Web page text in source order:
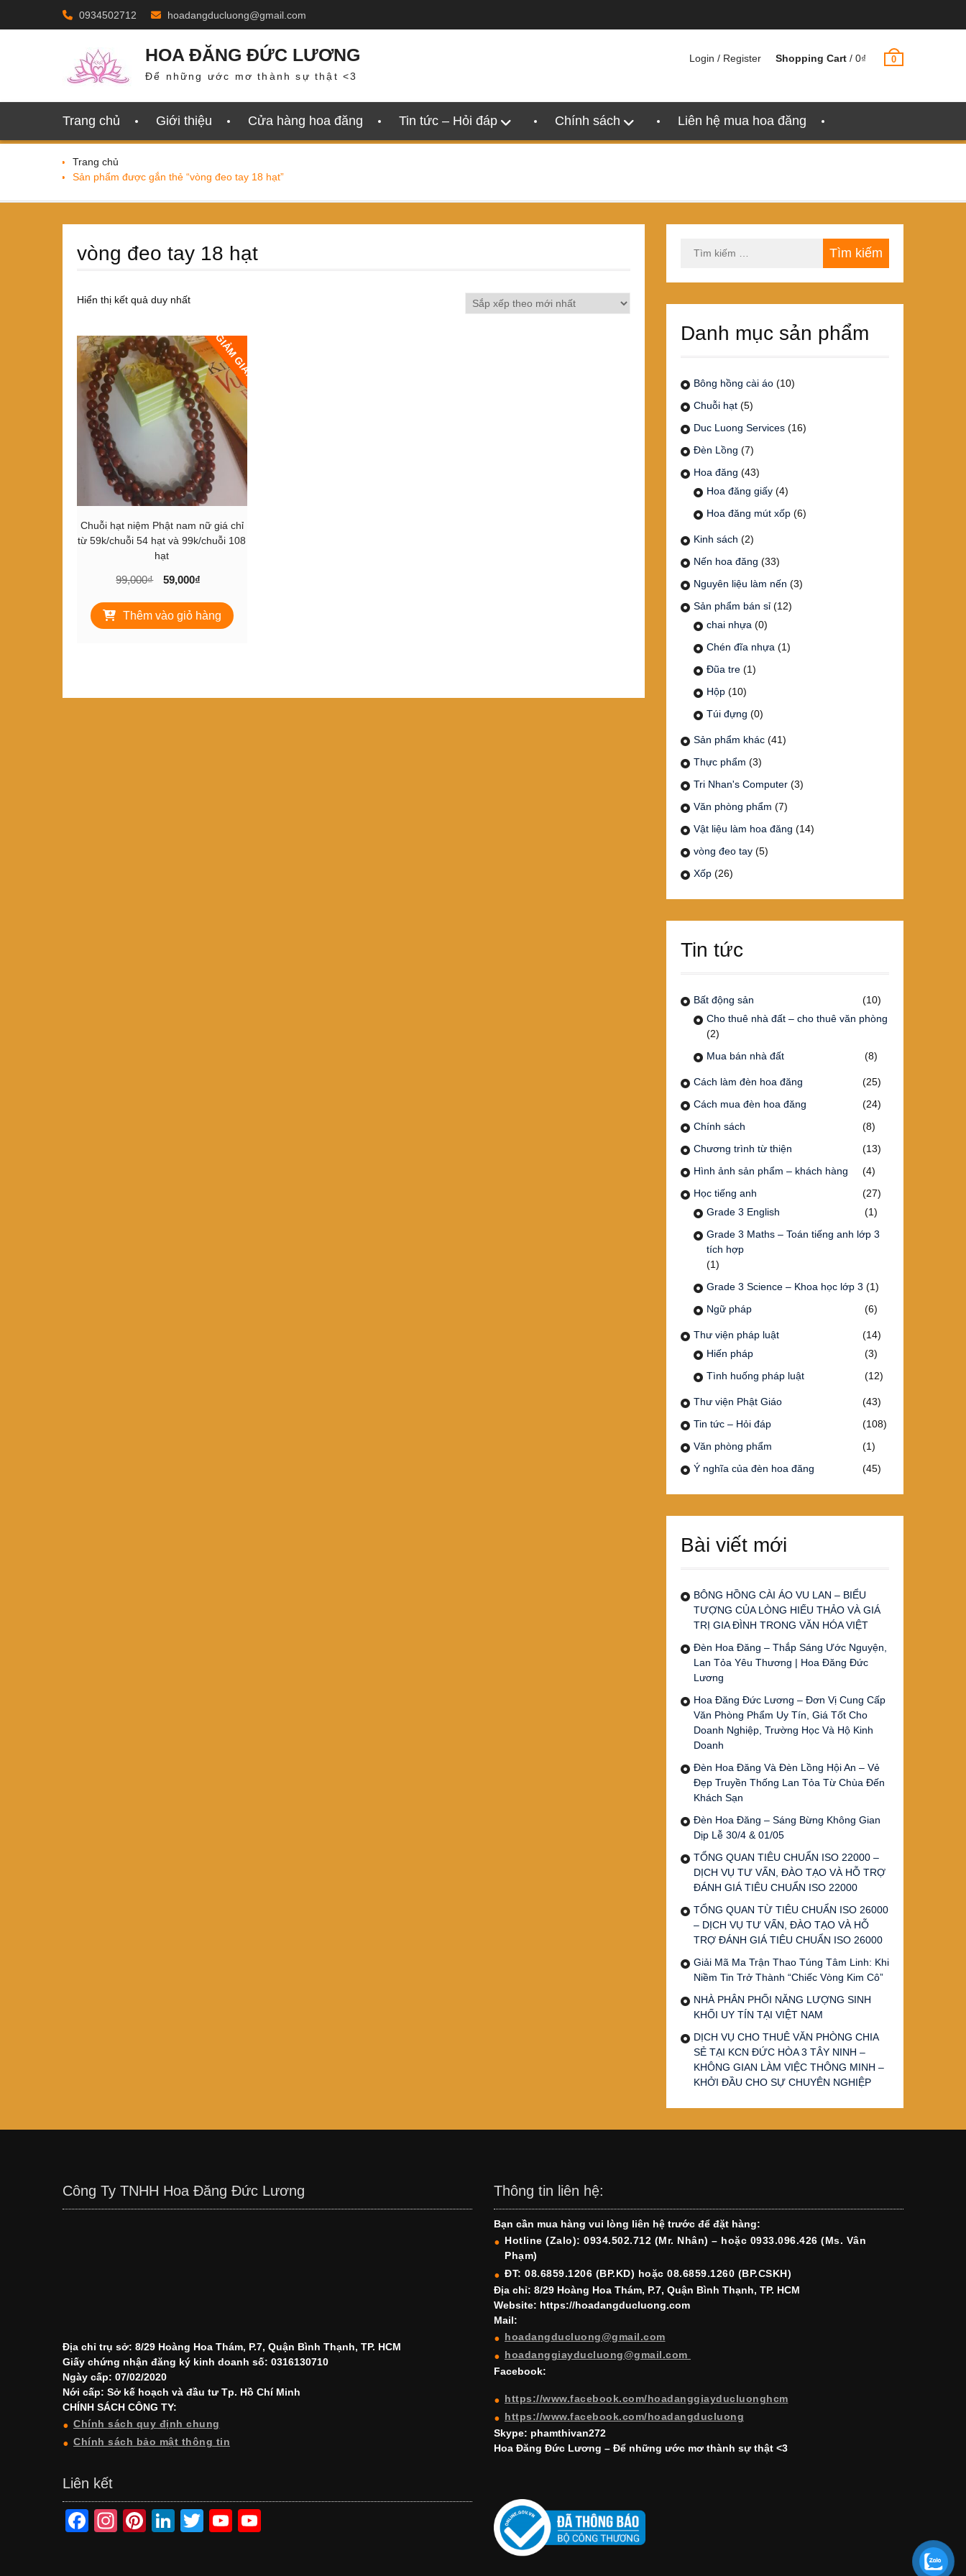
0934502712 hoadangducluong@gmail.com
HOA ĐĂNG ĐỨC LƯƠNG
Để những ước mơ thành sự thật <3
Login / Register Shopping Cart / 0₫ 0
Trang chủ Giới thiệu Cửa hàng hoa đăng Tin tức – Hỏi đáp Chính sách Liên hệ mua hoa đăng
Trang chủ
Sản phẩm được gắn thẻ “vòng đeo tay 18 hạt”
vòng đeo tay 18 hạt
Hiển thị kết quả duy nhất
GIẢM GIÁ!
Chuỗi hạt niệm Phật nam nữ giá chỉ
từ 59k/chuỗi 54 hạt và 99k/chuỗi 108
hạt
99,000₫
Giá
là:
99,000₫.
59,000₫
tại
là:
Thêm vào giỏ hàng
kiếm
Danh mục sản phẩm
Bông hồng cài áo (10)
Chuỗi hạt (5)
Duc Luong Services (16)
Đèn Lồng (7)
Hoa đăng (43)
Hoa đăng giấy (4)
Hoa đăng mút xốp (6)
Kinh sách (2)
Nến hoa đăng (33)
Nguyên liệu làm nến (3)
Sản phẩm bán sỉ (12)
chai nhựa (0)
Chén đĩa nhựa (1)
Đũa tre (1)
Hộp (10)
Túi đựng (0)
Sản phẩm khác (41)
Thực phẩm (3)
Tri Nhan's Computer (3)
Văn phòng phẩm (7)
Vật liệu làm hoa đăng (14)
vòng đeo tay (5)
Xốp (26)
Tin tức
Bất động sản
(10)
Cho thuê nhà đất – cho thuê văn phòng
(2)
Mua bán nhà đất
(8)
Cách làm đèn hoa đăng
(25)
Cách mua đèn hoa đăng
(24)
Chính sách
(8)
Chương trình từ thiện
(13)
Hình ảnh sản phẩm – khách hàng
(4)
Học tiếng anh
(27)
Grade 3 English
(1)
Grade 3 Maths – Toán tiếng anh lớp 3
tích hợp
(1)
Grade 3 Science – Khoa học lớp 3 (1)
Ngữ pháp
(6)
Thư viện pháp luật
(14)
Hiến pháp
(3)
Tình huống pháp luật
(12)
Thư viện Phật Giáo
(43)
Tin tức – Hỏi đáp
(108)
Văn phòng phẩm
(1)
Ý nghĩa của đèn hoa đăng
(45)
Bài viết mới
BÔNG HỒNG CÀI ÁO VU LAN – BIỂU
TƯỢNG CỦA LÒNG HIẾU THẢO VÀ GIÁ
TRỊ GIA ĐÌNH TRONG VĂN HÓA VIỆT
Đèn Hoa Đăng – Thắp Sáng Ước Nguyện,
Lan Tỏa Yêu Thương | Hoa Đăng Đức
Lương
Hoa Đăng Đức Lương – Đơn Vị Cung Cấp
Văn Phòng Phẩm Uy Tín, Giá Tốt Cho
Doanh Nghiệp, Trường Học Và Hộ Kinh
Doanh
Đèn Hoa Đăng Và Đèn Lồng Hội An – Vẻ
Đẹp Truyền Thống Lan Tỏa Từ Chùa Đến
Khách Sạn
Đèn Hoa Đăng – Sáng Bừng Không Gian
Dịp Lễ 30/4 & 01/05
TỔNG QUAN TIÊU CHUẨN ISO 22000 –
DỊCH VỤ TƯ VẤN, ĐÀO TẠO VÀ HỖ TRỢ
ĐÁNH GIÁ TIÊU CHUẨN ISO 22000
TỔNG QUAN TỪ TIÊU CHUẨN ISO 26000
– DỊCH VỤ TƯ VẤN, ĐÀO TẠO VÀ HỖ
TRỢ ĐÁNH GIÁ TIÊU CHUẨN ISO 26000
Giải Mã Ma Trận Thao Túng Tâm Linh: Khi
Niềm Tin Trở Thành “Chiếc Vòng Kim Cô”
NHÀ PHÂN PHỐI NĂNG LƯỢNG SINH
KHỐI UY TÍN TẠI VIỆT NAM
DỊCH VỤ CHO THUÊ VĂN PHÒNG CHIA
SẺ TẠI KCN ĐỨC HÒA 3 TÂY NINH –
KHÔNG GIAN LÀM VIỆC THÔNG MINH –
KHỞI ĐẦU CHO SỰ CHUYÊN NGHIỆP
Công Ty TNHH Hoa Đăng Đức Lương
Địa chỉ trụ sở: 8/29 Hoàng Hoa Thám, P.7, Quận Bình Thạnh, TP. HCM
Giấy chứng nhận đăng ký kinh doanh số: 0316130710
Ngày cấp: 07/02/2020
Nới cấp: Sở kế hoạch và đầu tư Tp. Hồ Chí Minh
CHÍNH SÁCH CÔNG TY:
Chính sách quy định chung
Chính sách bảo mật thông tin
Liên kết
F
In
Pi
Li
T
Y
Thông tin liên hệ:
Bạn cần mua hàng vui lòng liên hệ trước để đặt hàng:
Hotline (Zalo): 0934.502.712 (Mr. Nhân) – hoặc 0933.096.426 (Ms. Vân
Phạm)
ĐT: 08.6859.1206 (BP.KD) hoặc 08.6859.1260 (BP.CSKH)
Địa chỉ: 8/29 Hoàng Hoa Thám, P.7, Quận Bình Thạnh, TP. HCM
Website: https://hoadangducluong.com
Mail:
hoadangducluong@gmail.com
hoadanggiayducluong@gmail.com
Facebook:
https://www.facebook.com/hoadanggiayducluonghcm
https://www.facebook.com/hoadangducluong
Skype: phamthivan272
Hoa Đăng Đức Lương – Để những ước mơ thành sự thật <3